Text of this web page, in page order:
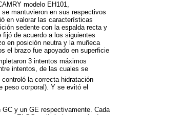
modelo EH101,
mantuvieron en sus respectivos
en valorar las características
sedente con la espalda recta y
de acuerdo a los siguientes
en posición neutra y la muñeca
el brazo fue apoyado en superficie
3 intentos máximos
intentos, de las cuales se
la correcta hidratación
peso corporal). Y se evitó el
y un GE respectivamente. Cada